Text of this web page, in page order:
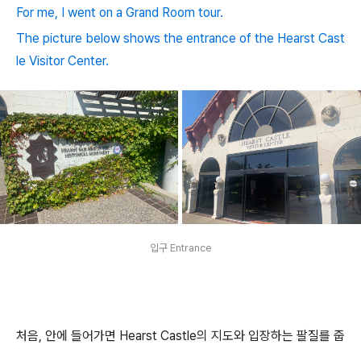
For me, I went on a Grand Room tour.
The picture below shows the entrance of the Hearst Cast
le Visitor Center.
입구 Entrance
처음, 안에 들어가면 Hearst Castle의 지도와 입장하는 팔질를 줍